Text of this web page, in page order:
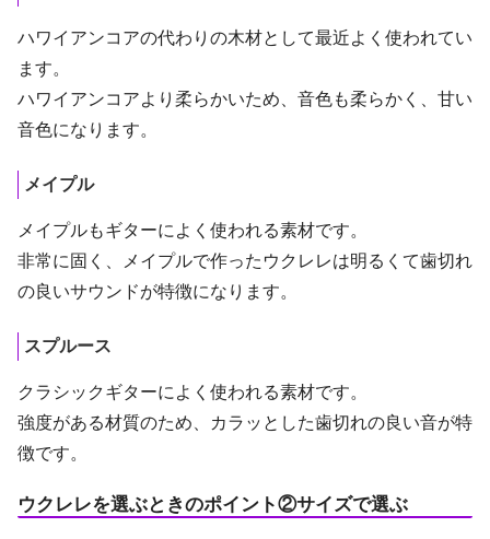
ハワイアンコアの代わりの木材として最近よく使われてい
ます。
ハワイアンコアより柔らかいため、音色も柔らかく、甘い
音色になります。
メイプル
メイプルもギターによく使われる素材です。
非常に固く、メイプルで作ったウクレレは明るくて歯切れ
の良いサウンドが特徴になります。
スプルース
クラシックギターによく使われる素材です。
強度がある材質のため、カラッとした歯切れの良い音が特
徴です。
ウクレレを選ぶときのポイント②サイズで選ぶ